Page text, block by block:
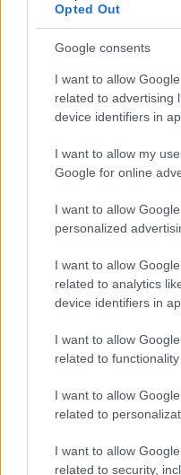
Opted Out
Google consents
I want to allow
related to advertising
device identifiers in
I want to allow my
Google for online
I want to allow
personalized
I want to allow
related to analytics
device identifiers in
I want to allow
related to
I want to allow
related to
I want to allow
related to security,
αισθηματικά
τους και αυτά -
ερωτικό μπορεί να
και το
είναι το
φορές βέβαια
λίγο προσοχή
τον κόσμο από
Τροφοδοτεί, δίνει
όταν δίνει και
κομμάτια του
πληγές σου είτε
είναι όλα μέσα
αρχαιότητα μέχρι
κόσμος
παιδιά του με
σε συναντήσω».